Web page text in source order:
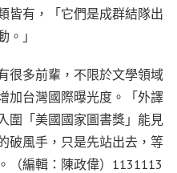
皆有，「它們是成群結隊出
」
很多前輩，不限於文學領域
加台灣國際曝光度。「外譯
圍「美國國家圖書獎」能見
破風手，只是先站出去，等
（編輯：陳政偉）1131113